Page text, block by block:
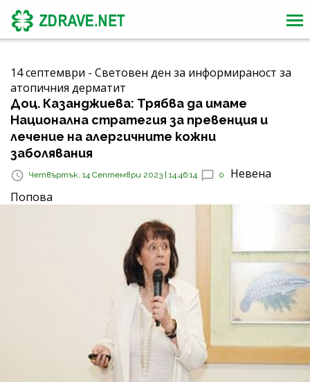
14 септември - Световен ден за информираност за
атопичния дерматит
Доц. Казанджиева: Трябва да имаме
Национална стратегия за превенция и
лечение на алергичните кожни
заболявания
Четвъртък, 14 Септември 2023 | 14:46:14 0
Невена
Попова